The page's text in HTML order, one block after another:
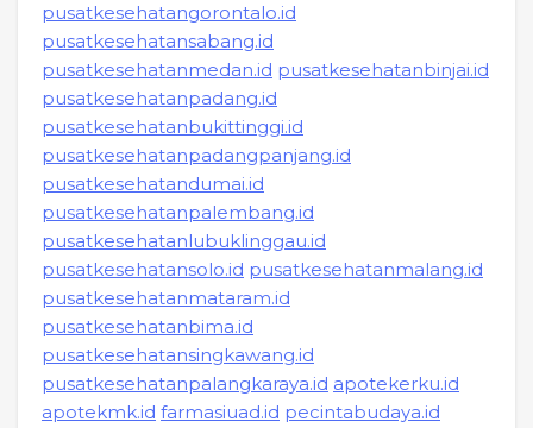
pusatkesehatangorontalo.id
pusatkesehatansabang.id
pusatkesehatanmedan.id pusatkesehatanbinjai.id
pusatkesehatanpadang.id
pusatkesehatanbukittinggi.id
pusatkesehatanpadangpanjang.id
pusatkesehatandumai.id
pusatkesehatanpalembang.id
pusatkesehatanlubuklinggau.id
pusatkesehatansolo.id pusatkesehatanmalang.id
pusatkesehatanmataram.id
pusatkesehatanbima.id
pusatkesehatansingkawang.id
pusatkesehatanpalangkaraya.id apotekerku.id
apotekmk.id farmasiuad.id pecintabudaya.id